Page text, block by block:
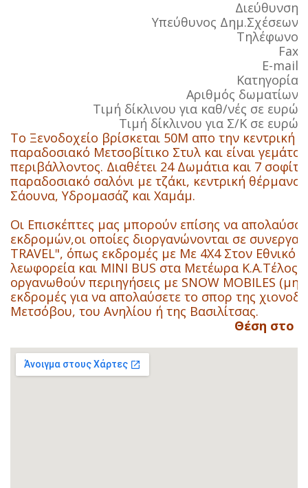
Διεύθυνση:
Υπεύθυνος Δημ.Σχέσεων:
Τηλέφωνο:
Fax:
E-mail:
Κατηγορία:
Αριθμός δωματίων:
Τιμή δίκλινου για καθ/νές σε ευρώ:
Τιμή δίκλινου για Σ/Κ σε ευρώ:
Το Ξενοδοχείο βρίσκεται 50Μ απο την κεντρική
παραδοσιακό Μετσοβίτικο Στυλ και είναι
περιβάλλοντος. Διαθέτει 24 Δωμάτια και 7
παραδοσιακό σαλόνι με τζάκι, κεντρική
Σάουνα, Υδρομασάζ και Χαμάμ.
Οι Επισκέπτες μας μπορούν επίσης να
εκδρομών,οι οποίες διοργανώνονται σε
TRAVEL", όπως εκδρομές με Με 4X4 Στον Εθνικό
λεωφορεία και MINI BUS στα Μετέωρα Κ.Α.Τέλος
οργανωθούν περιηγήσεις με SNOW MOBILES
εκδρομές για να απολαύσετε το σπορ της
Μετσόβου, του Ανηλίου ή της Βασιλίτσας.
Θέση στο